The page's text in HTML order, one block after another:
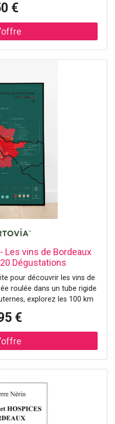
€
Les vins de Bordeaux
Dégustations
pour découvrir les vins de
roulée dans un tube rigide
explorez les 100 km
grattez l’appellation
cépage, le type de vin ou
de Bordeaux. Retrouvez :–
Châteaux mythiques– 7
de créer votre propre
de notre sommelier–
Stylo à gratter inclus
dans le tube, logé dans
€